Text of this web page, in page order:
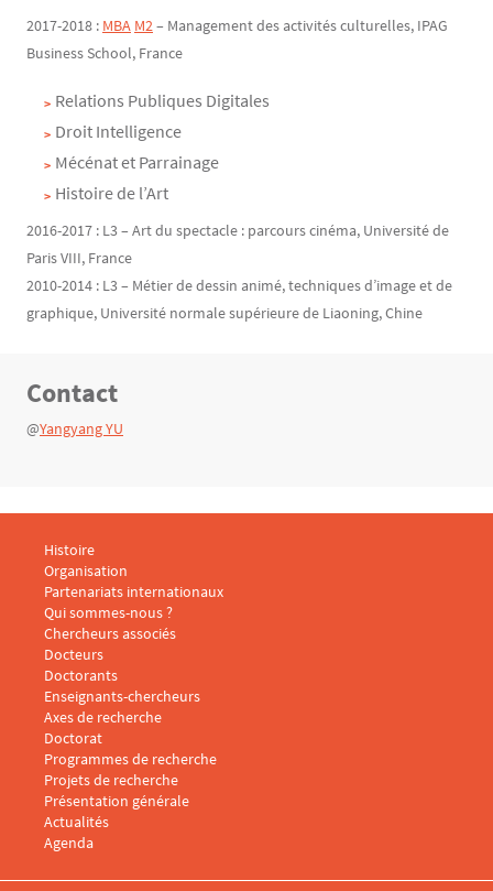
2017-2018 : MBA M2– Management des activités culturelles, IPAG
Business School, France
Relations Publiques Digitales
Droit Intelligence
Mécénat et Parrainage
Histoire de l’Art
2016-2017 : L3 – Art du spectacle : parcours cinéma, Université de
Paris VIII, France
2010-2014 : L3 – Métier de dessin animé, techniques d’image et de
graphique, Université normale supérieure de Liaoning, Chine
Texte
Contact
@Yangyang YU
Menu footer CARISM 1
Histoire
Organisation
Partenariats internationaux
Qui sommes-nous ?
Menu footer CARISM 2
Chercheurs associés
Docteurs
Doctorants
Enseignants-chercheurs
Menu footer CARISM 3
Axes de recherche
Doctorat
Programmes de recherche
Projets de recherche
Présentation générale
Menu footer CARISM 4
Actualités
Agenda